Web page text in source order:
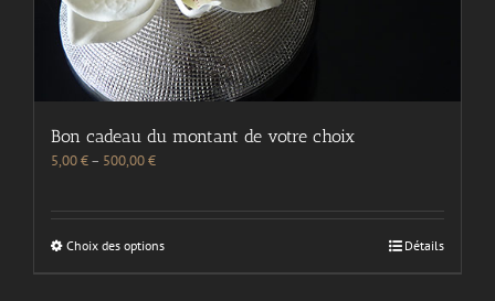
Bon cadeau du montant de votre choix
5,00€– 500,00€
Choix des options Détails